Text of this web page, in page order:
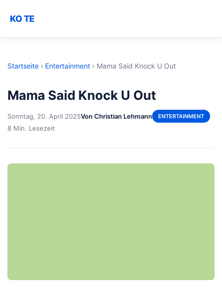
KO TE
Startseite › Entertainment › Mama Said Knock U Out
Mama Said Knock U Out
Sonntag, 20. April 2025Von Christian Lehmann ENTERTAINMENT
8 Min. Lesezeit